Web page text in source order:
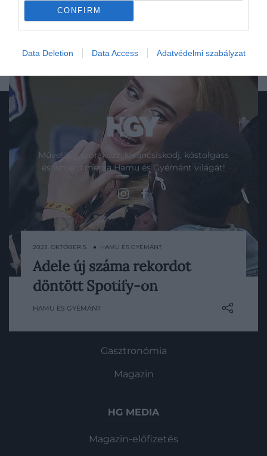
CONFIRM
Data Deletion Data Access Adatvédelmi szabályzat
Nem csoda, 6 év után adott ki először új
zenét az énekesnő. A rajongók ki voltak rá
éhezve.
2022. OKTÓBER 5. ● HAMU ÉS GYÉMÁNT
Adele új száma rekordot
döntött Spotify-on
HAMU ÉS GYÉMÁNT
Művelődj, szórakozz, kíváncsiskodj, kóstolgass
és ismerd meg a Hamu és Gyémánt világát!
ROVATOK
Kultúra
Tudomány
Gasztronómia
Magazin
HG MEDIA
Magazin-előfizetés